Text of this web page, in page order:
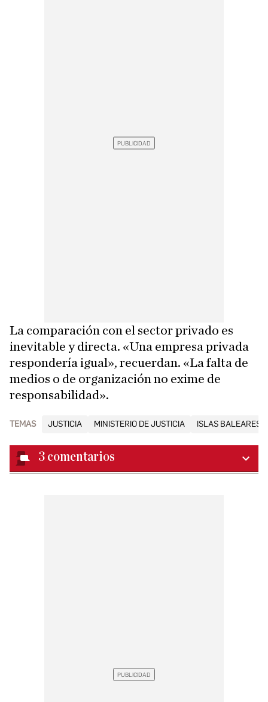
La comparación con el sector privado es
inevitable y directa. «Una empresa privada
respondería igual», recuerdan. «La falta de
medios o de organización no exime de
responsabilidad».
TEMAS JUSTICIA MINISTERIO DE JUSTICIA ISLAS BALEARES
3 comentarios